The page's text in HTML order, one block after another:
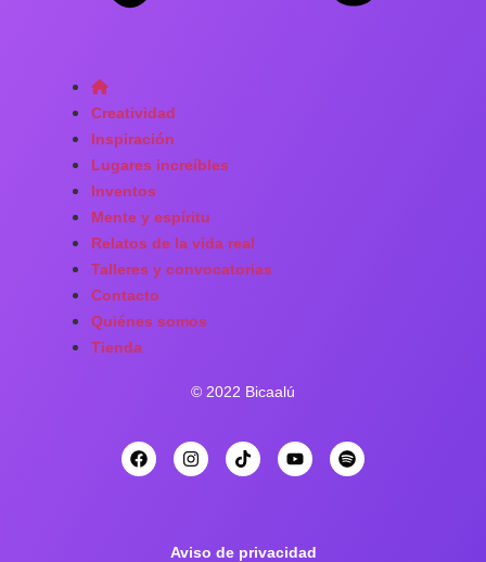
Creatividad
Inspiración
Lugares increíbles
Inventos
Mente y espíritu
Relatos de la vida real
Talleres y convocatorias
Contacto
Quiénes somos
Tienda
© 2022 Bicaalú
Aviso de privacidad